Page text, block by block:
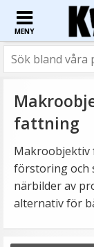
MENY
fattning
Makroobjektiv
förstoring och
närbilder av
alternativ för